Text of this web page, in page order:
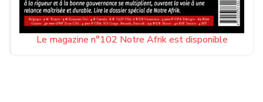
Le magazine n°102 Notre Afrik est disponible